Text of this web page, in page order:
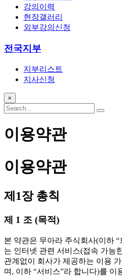
강의이력
현장갤러리
외부강의신청
전국지부
지부리스트
지사신청
×
이용약관
이용약관
제1장 총칙
제 1 조 (목적)
본 약관은 무아라 주식회사(이하
는 인터넷 관련 서비스(접속 가능
관계없이 회사가 제공하는 이용
며, 이하 “서비스”라 합니다)를 이